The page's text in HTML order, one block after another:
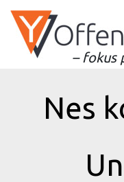
– fokus
Nes